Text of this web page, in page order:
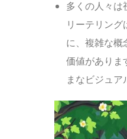
多くの人々は
リーテリン
に、複雑な概
価値がありま
まなビジュア